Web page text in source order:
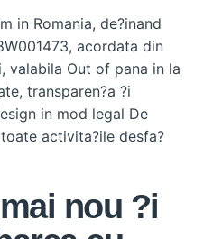
in Romania, de?inand
acordata din
valabila Out of pana in la
transparen?a ?i
in mod legal De
activita?ile desfa?
nou ?i